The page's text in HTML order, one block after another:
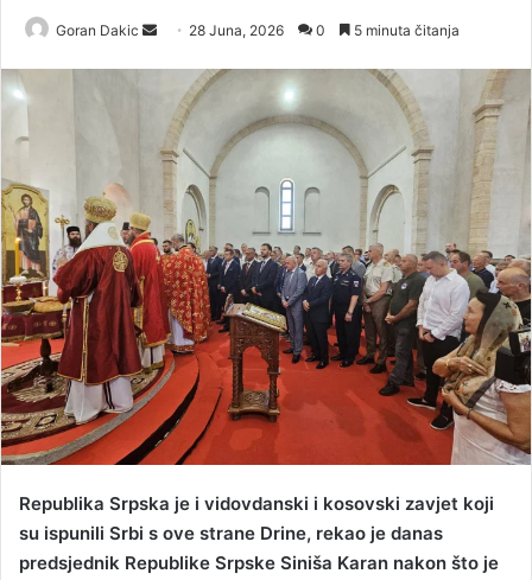
Goran Dakic
a
n
e
m
a
i
28 Juna, 2026 0 5 minuta čitanja
Republika Srpska je i vidovdanski i kosovski zavjet koji
su ispunili Srbi s ove strane Drine, rekao je danas
predsjednik Republike Srpske Siniša Karan nakon što je